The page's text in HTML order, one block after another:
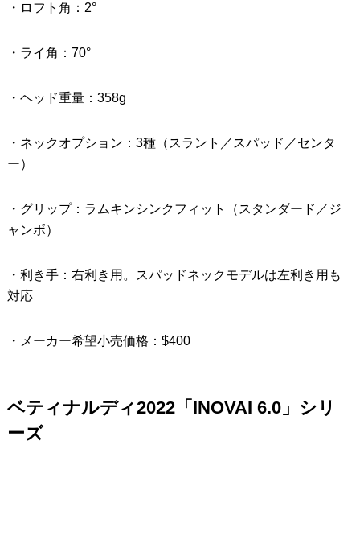
・ロフト角：2°
・ライ角：70°
・ヘッド重量：358g
・ネックオプション：3種（スラント／スパッド／センタ
ー）
・グリップ：ラムキンシンクフィット（スタンダード／ジ
ャンボ）
・利き手：右利き用。スパッドネックモデルは左利き用も
対応
・メーカー希望小売価格：$400
ベティナルディ2022「INOVAI 6.0」シリ
ーズ